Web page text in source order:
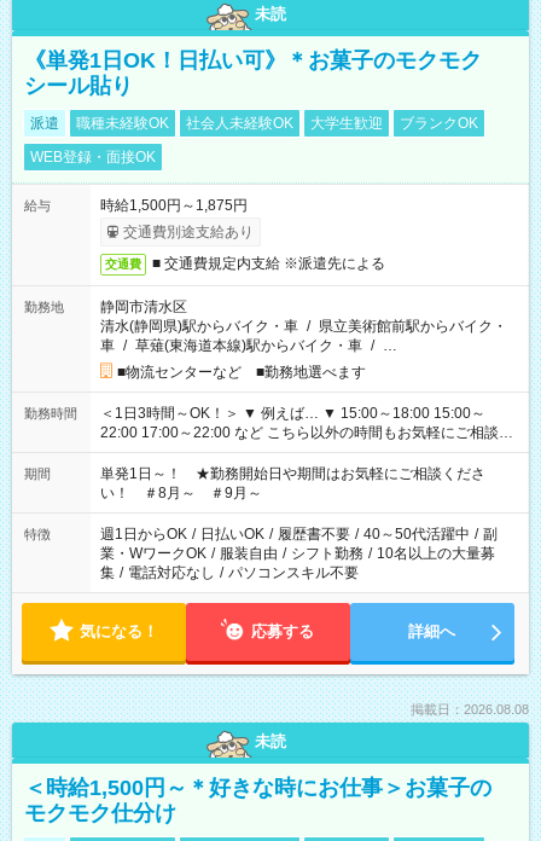
未読
《単発1日OK！日払い可》＊お菓子のモクモク
シール貼り
派遣 職種未経験OK 社会人未経験OK 大学生歓迎
ブランクOK
WEB登録・面接OK
給与
時給1,500円～1,875円
交通費別途支給あり
交通費 ■ 交通費規定内支給 ※派遣先による
勤務地
静岡市清水区
清水(静岡県)駅からバイク・車 / 県立美術館前駅からバイク・
車 / 草薙(東海道本線)駅からバイク・車 / …
■物流センターなど ■勤務地選べます
勤務時間
＜1日3時間～OK！＞ ▼ 例えば… ▼ 15:00～18:00 15:00～
22:00 17:00～22:00 など こちら以外の時間もお気軽にご相談く
ださい！
期間
単発1日～！ ★勤務開始日や期間はお気軽にご相談くださ
い！ ＃8月～ ＃9月～
特徴 週1日からOK / 日払いOK / 履歴書不要 / 40～50代活躍中 / 副
業・WワークOK / 服装自由 / シフト勤務 / 10名以上の大量募
集 / 電話対応なし / パソコンスキル不要
気になる！ 応募する 詳細へ
掲載日：2026.08.08
未読
＜時給1,500円～＊好きな時にお仕事＞お菓子の
モクモク仕分け